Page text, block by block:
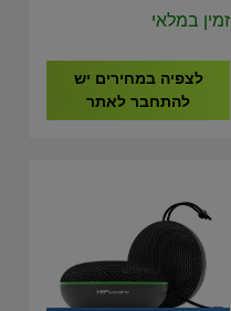
Bluetooth Red Speaker
זמין במלאי
לצפיה במחירים יש
להתחבר לאתר